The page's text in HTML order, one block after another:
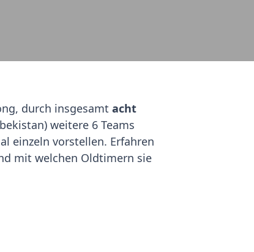
durch insgesamt acht
weitere 6 Teams
einzeln vorstellen. Erfahren
mit welchen Oldtimern sie